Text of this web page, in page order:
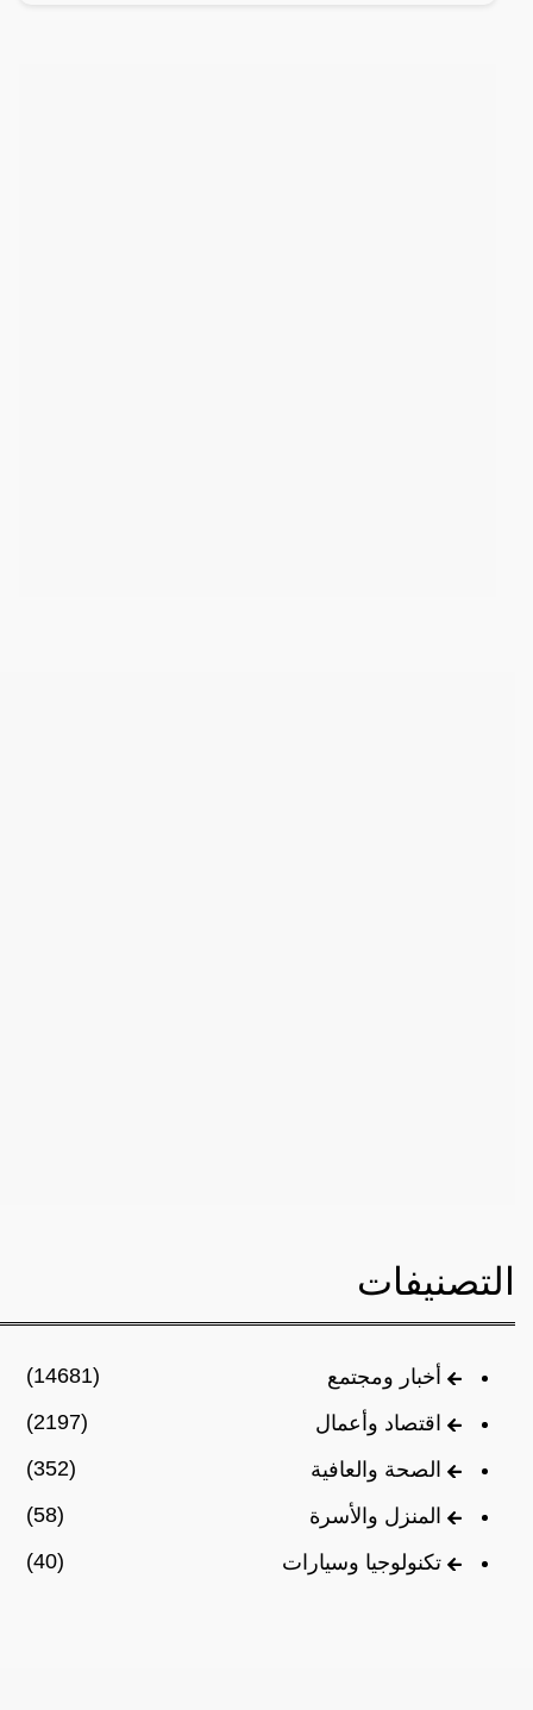
التصنيفات
أخبار ومجتمع
(14681)
اقتصاد وأعمال
(2197)
الصحة والعافية
(352)
المنزل والأسرة
(58)
تكنولوجيا وسيارات
(40)